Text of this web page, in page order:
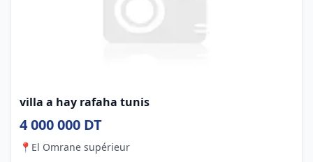
villa a hay rafaha tunis
4 000 000 DT
📍 El Omrane supérieur